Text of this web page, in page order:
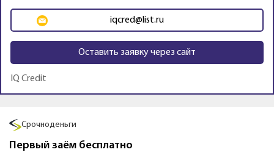
iqcred@list.ru
Оставить заявку через сайт
IQ Credit
Быстроденьги
Первый займ без процентов